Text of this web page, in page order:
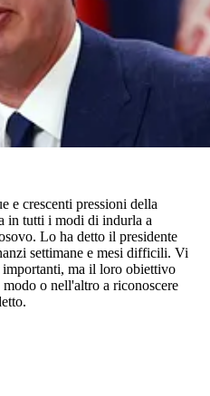
e crescenti pressioni della
in tutti i modi di indurla a
Lo ha detto il presidente
settimane e mesi difficili. Vi
ma il loro obiettivo
o nell'altro a riconoscere